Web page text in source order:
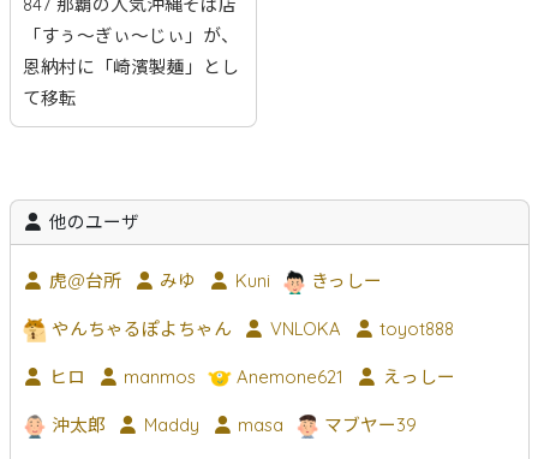
「すぅ〜ぎぃ〜じぃ」が、
恩納村に「崎濱製麺」とし
て移転
他のユーザ
虎@台所 みゆ Kuni きっしー
やんちゃるぽよちゃん VNLOKA toyot888
ヒロ manmos Anemone621 えっしー
沖太郎 Maddy masa マブヤー39